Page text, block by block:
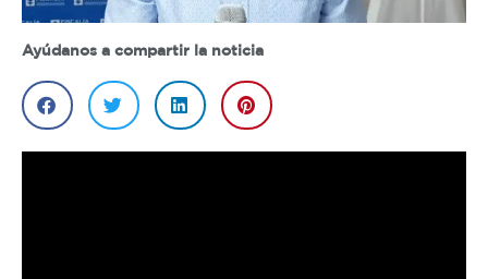
Ayúdanos a compartir la noticia